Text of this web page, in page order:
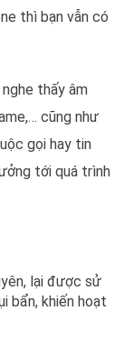
thì bạn vẫn có
thấy âm
cũng như
gọi hay tin
tới quá trình
lại được sử
bẩn, khiến hoạt